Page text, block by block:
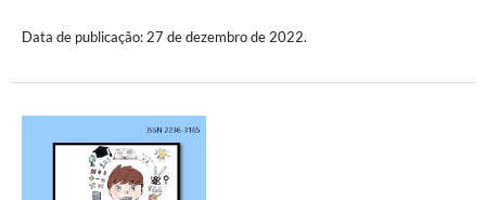
Data de publicação: 27 de dezembro de 2022.